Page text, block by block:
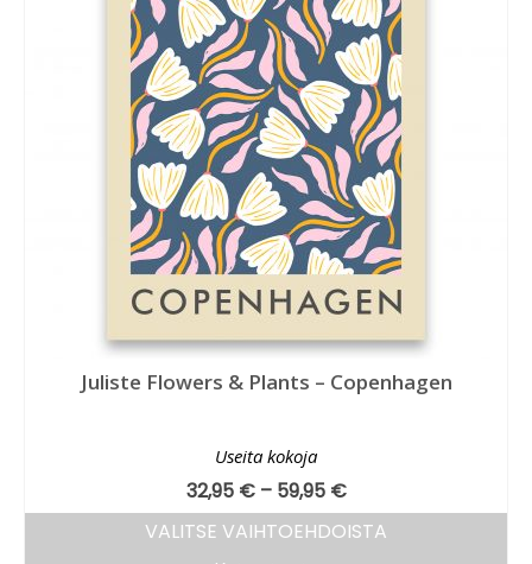
Juliste Flowers & Plants – Copenhagen
Useita kokoja
32,95 € – 59,95 €
VALITSE VAIHTOEHDOISTA